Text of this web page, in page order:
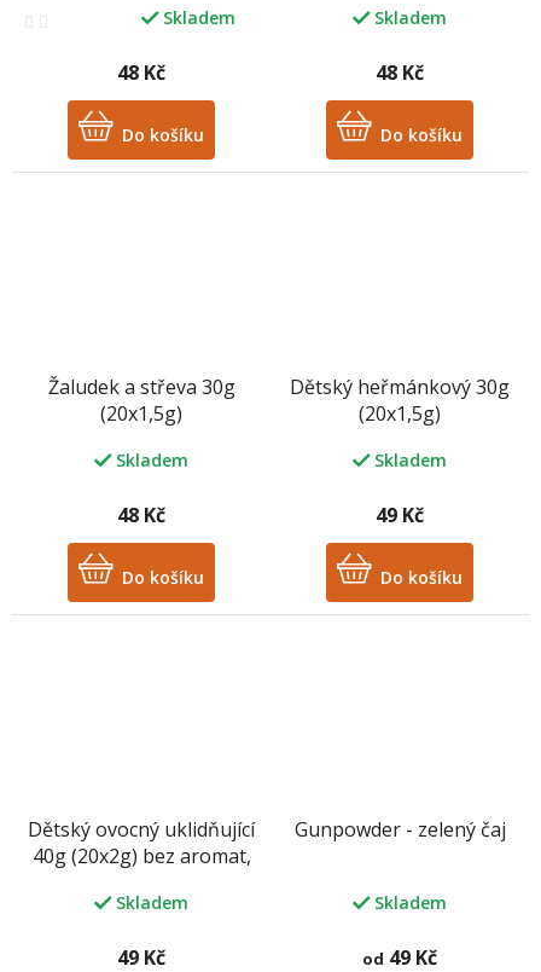
3,3
hvězdiček.
Skladem
48 Kč
Do košíku
Skladem
48 Kč
Do košíku
Žaludek a střeva 30g
(20x1,5g)
Skladem
48 Kč
Do košíku
Dětský heřmánkový 30g
(20x1,5g)
Skladem
49 Kč
Do košíku
Dětský ovocný uklidňující
40g (20x2g) bez aromat,
Skladem
49 Kč
Gunpowder - zelený čaj
Skladem
od 49 Kč